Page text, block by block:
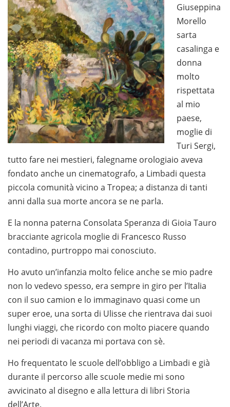
Giuseppina
Morello
sarta
casalinga e
donna
molto
rispettata
al mio
paese,
moglie di
Turi Sergi,
tutto fare nei mestieri, falegname orologiaio aveva
fondato anche un cinematografo, a Limbadi questa
piccola comunità vicino a Tropea; a distanza di tanti
anni dalla sua morte ancora se ne parla.
E la nonna paterna Consolata Speranza di Gioia Tauro
bracciante agricola moglie di Francesco Russo
contadino, purtroppo mai conosciuto.
Ho avuto un’infanzia molto felice anche se mio padre
non lo vedevo spesso, era sempre in giro per l’Italia
con il suo camion e lo immaginavo quasi come un
super eroe, una sorta di Ulisse che rientrava dai suoi
lunghi viaggi, che ricordo con molto piacere quando
nei periodi di vacanza mi portava con sè.
Ho frequentato le scuole dell’obbligo a Limbadi e già
durante il percorso alle scuole medie mi sono
avvicinato al disegno e alla lettura di libri Storia
dell’Arte.